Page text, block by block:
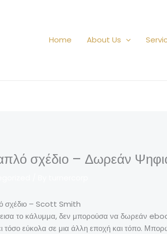
Home
About Us
σχέδιο – Δωρεάν
σχέδιο – Scott Smith
το κάλυμμα, δεν μπορούσα να δωρεάν
τόσο εύκολα σε μια άλλη εποχή και τόπο.